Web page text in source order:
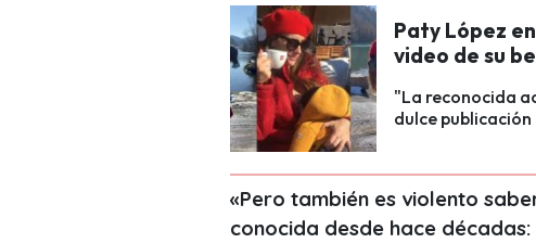
Paty López
video de su
"La reconocida
dulce
«Pero también es violento
conocida desde hace